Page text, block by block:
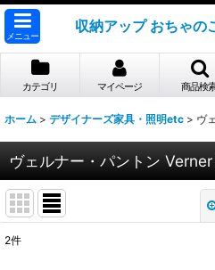
メニュー
収納アップ おちゃの
カテゴリ マイページ 商品検
ホーム > デザイナーズ家具・照明etc > ヴ
ヴェルナー・パントン
2件